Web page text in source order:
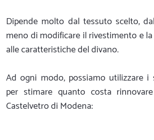
Dipende molto dal tessuto scelto,
meno di modificare il rivestimento e
alle caratteristiche del divano.
Ad ogni modo, possiamo utilizzare i
per stimare quanto costa
Castelvetro di Modena: